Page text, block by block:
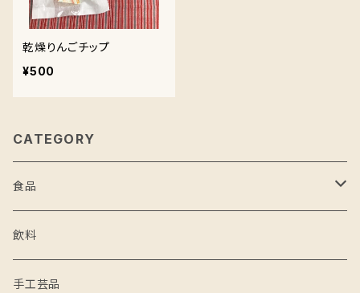
乾燥りんごチップ
¥500
CATEGORY
食品
米
野菜・果物
飲料
手工芸品